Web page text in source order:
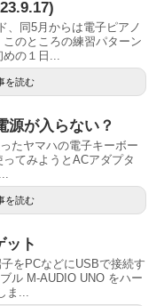
、同5月からは電子ピアノ
のところの練習パターン
めの１日...
を読む
源が入らない？
たヤマハの電子キーボー
てみようとACアダプタ
を読む
ット
をPCなどにUSBで接続す
ル M-AUDIO UNO をハー
ま...